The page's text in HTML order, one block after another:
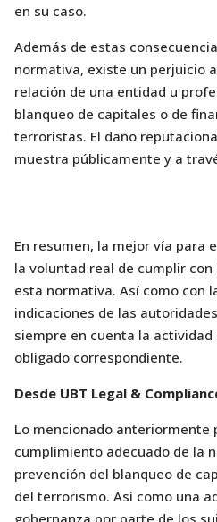
en su caso.
Además de estas
normativa, existe un perjuicio
relación de una entidad u
blanqueo de capitales o de
terroristas. El daño
muestra públicamente y a
En resumen, la mejor vía para
la voluntad real de cumplir
esta normativa. Así como con
indicaciones de las
siempre en cuenta la
obligado correspondiente.
Desde UBT Legal &
Lo mencionado anteriormente
cumplimiento adecuado de la
prevención del blanqueo de
del terrorismo. Así como una
gobernanza por parte de los